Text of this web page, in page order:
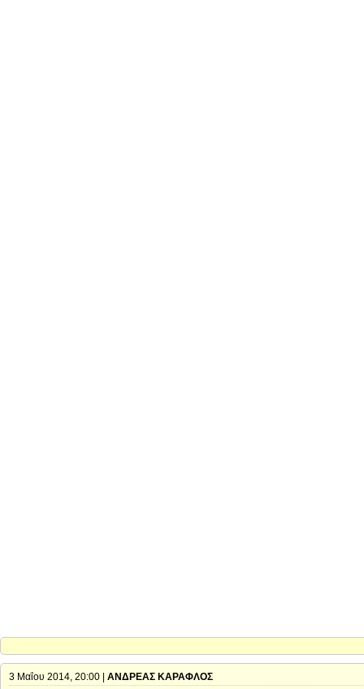
3 Μαΐου 2014, 20:00 | ΑΝΔΡΕΑΣ ΚΑΡΑΦΛΟΣ